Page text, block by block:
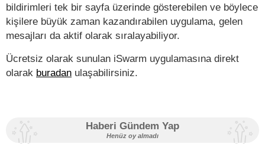
bildirimleri tek bir sayfa üzerinde gösterebilen ve böylece
kişilere büyük zaman kazandırabilen uygulama, gelen
mesajları da aktif olarak sıralayabiliyor.
Ücretsiz olarak sunulan iSwarm uygulamasına direkt
olarak buradan ulaşabilirsiniz.
Haberi Gündem Yap
Henüz oy almadı